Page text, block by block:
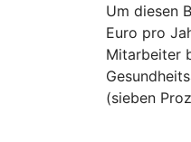
Um diesen
Euro pro
Mitarbeiter
(sieben